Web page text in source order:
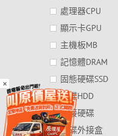
×
處理器CPU
顯示卡GPU
主機板MB
記憶體DRAM
固態硬碟SSD
硬碟HDD
外接硬碟
硬碟外接盒